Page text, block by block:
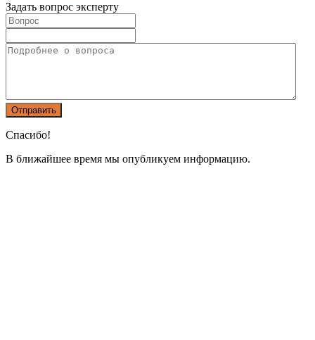
Задать вопрос эксперту
Спасибо!
В ближайшее время мы опубликуем информацию.